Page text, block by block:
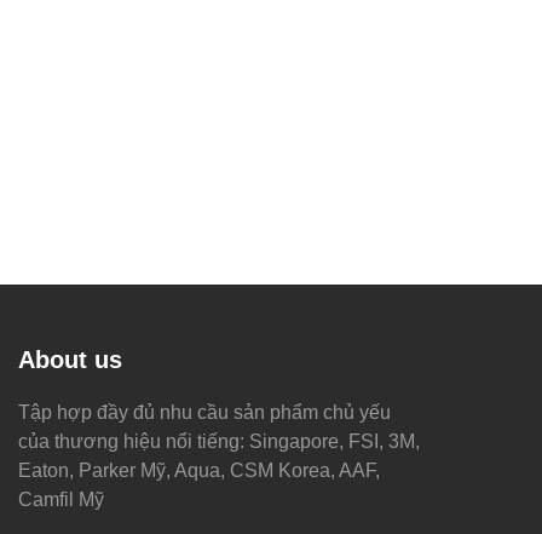
About us
Tập hợp đầy đủ nhu cầu sản phẩm chủ yếu
của thương hiệu nổi tiếng: Singapore, FSI, 3M,
Eaton, Parker Mỹ, Aqua, CSM Korea, AAF,
Camfil Mỹ